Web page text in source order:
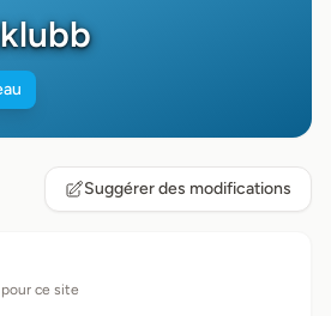
Suggérer des modifications
ce site